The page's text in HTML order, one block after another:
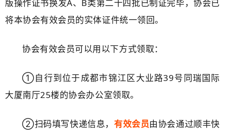
版操作证书换发A、B类第二十四批已制证完毕，协会已
将本协会有效会员的实体证件统一领回。
协会有效会员可以用以下方式领取：
①自行到位于成都市锦江区大业路39号同瑞国际
大厦南厅25楼的协会办公室领取。
②扫码填写快递信息， 有效会员由协会通过顺丰快